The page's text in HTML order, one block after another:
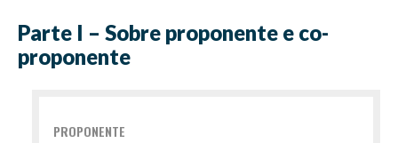
Parte I – Sobre proponente e co-
proponente
PROPONENTE